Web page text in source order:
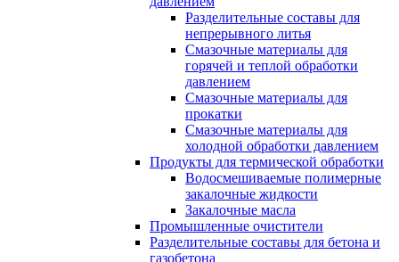
Разделительные составы для
непрерывного литья
Смазочные материалы для
горячей и теплой обработки
давлением
Смазочные материалы для
прокатки
Смазочные материалы для
холодной обработки давлением
Продукты для термической обработки
Водосмешиваемые полимерные
закалочные жидкости
Закалочные масла
Промышленные очистители
Разделительные составы для бетона и
газобетона